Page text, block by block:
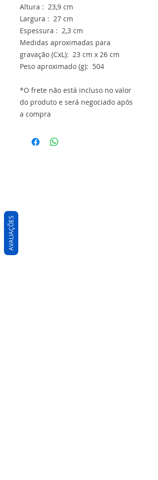
Altura : 23,9 cm
Largura : 27 cm
Espessura : 2,3 cm
Medidas aproximadas para
gravação (CxL): 23 cm x 26 cm
Peso aproximado (g): 504
*O frete não está incluso no valor
do produto e será negociado após
a compra
AVALIAÇÕES